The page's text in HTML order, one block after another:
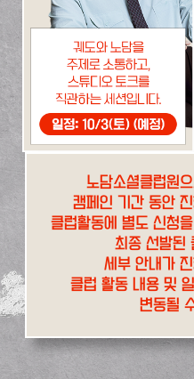
노담소셜클럽원
캠페인 기간 동안
클럽활동에 별도 신청
최종 선발된
세부 안내가
클럽 활동 내용 및
변동될